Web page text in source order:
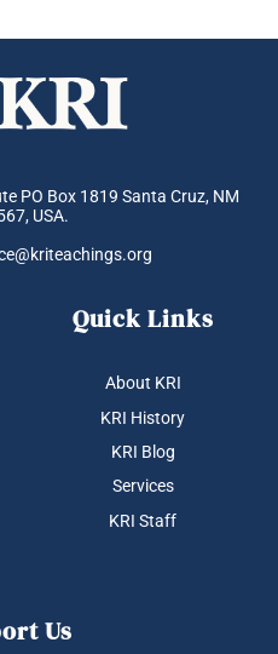
PO Box 1819 Santa Cruz, NM
USA.
Quick Links
About KRI
KRI History
KRI Blog
Services
KRI Staff
Us